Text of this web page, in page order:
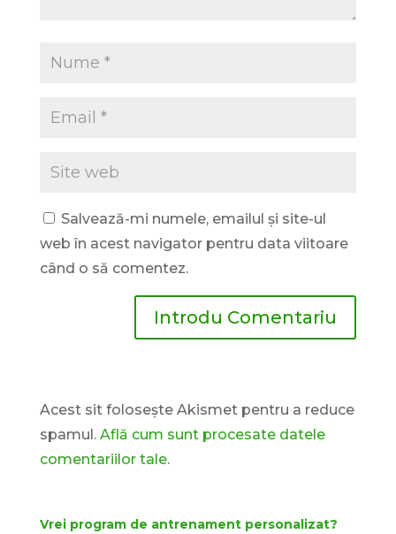
Salvează-mi numele, emailul și site-ul
web în acest navigator pentru data viitoare
când o să comentez.
Acest sit folosește Akismet pentru a reduce
spamul. Află cum sunt procesate datele
comentariilor tale.
Vrei program de antrenament personalizat?